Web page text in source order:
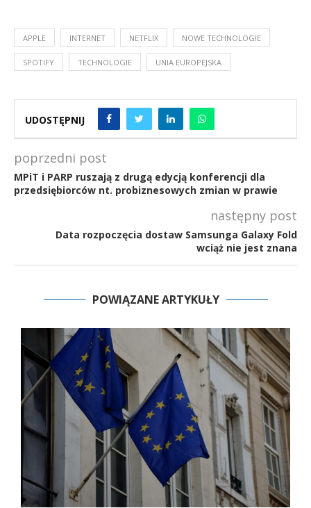
APPLE INTERNET NETFLIX NOWE TECHNOLOGIE
SPOTIFY TECHNOLOGIE UNIA EUROPEJSKA
UDOSTĘPNIJ
poprzedni post
MPiT i PARP ruszają z drugą edycją konferencji dla
przedsiębiorców nt. probiznesowych zmian w prawie
następny post
Data rozpoczęcia dostaw Samsunga Galaxy Fold
wciąż nie jest znana
POWIĄZANE ARTYKUŁY